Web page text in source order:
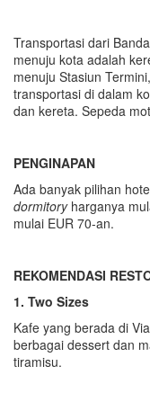
Transportasi dari
menuju kota adalah
menuju Stasiun
transportasi di dalam
dan kereta. Sepeda
PENGINAPAN
Ada banyak pilihan
dormitoryharganya
mulai EUR 70-an.
REKOMENDASI
1. Two Sizes
Kafe yang berada di
berbagai dessert dan
tiramisu.